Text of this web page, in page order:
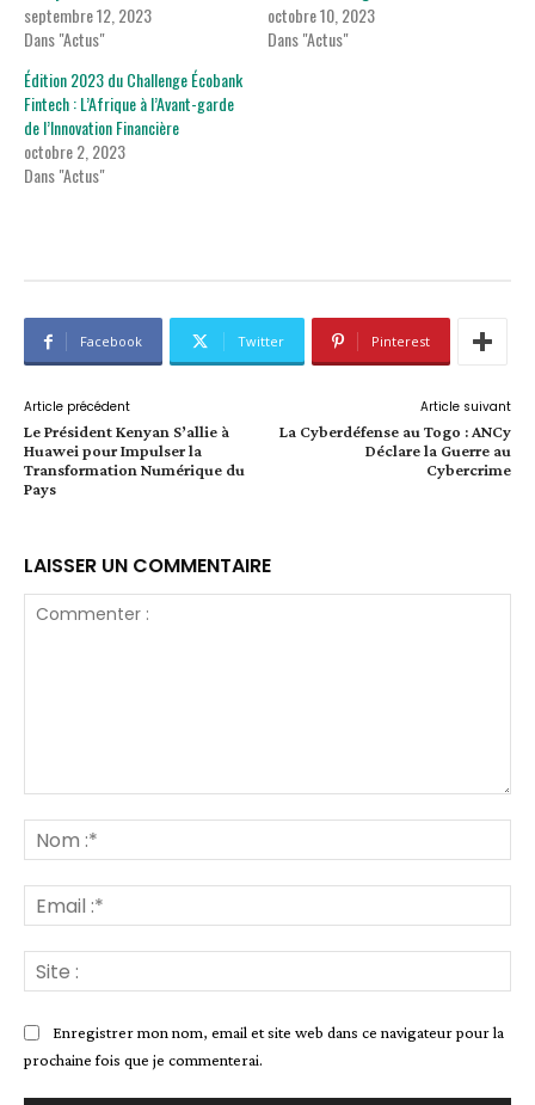
septembre 12, 2023
Dans "Actus"
octobre 10, 2023
Dans "Actus"
Édition 2023 du Challenge Écobank
Fintech : L’Afrique à l’Avant-garde
de l’Innovation Financière
octobre 2, 2023
Dans "Actus"
Facebook Twitter Pinterest
Article précédent
Le Président Kenyan S’allie à
Huawei pour Impulser la
Transformation Numérique du
Pays
Article suivant
La Cyberdéfense au Togo : ANCy
Déclare la Guerre au
Cybercrime
LAISSER UN COMMENTAIRE
:*
:*
:
Enregistrer mon nom, email et site web dans ce navigateur pour la
prochaine fois que je commenterai.